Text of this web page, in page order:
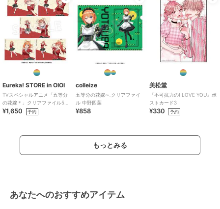
colleize
シノビマスター 閃乱カ
グラ NEW LINK_スリム
タペストリー vol.3 両奈
3,575
colleize
グラ NEW LINK_スリム
タペストリー vol.3 両備
3,575
colleize
機動戦士Ζガンダム
_ROBOT魂＜SIDE MS＞
RX-178 ガンダムMk-
Eureka! STORE in OIOI
TVスペシャルアニメ「五等分
の花嫁＊」クリアファイル5種
セット
¥1,650 予約
colleize
五等分の花嫁∽_クリアファイ
ル 中野四葉
¥858
美松堂
『不可抗力のI LOVE YOU』ポ
ストカード3
¥330 予約
もっとみる
あなたへのおすすめアイテム